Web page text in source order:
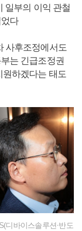
일부의 이익 관철
다
사후조정에서도
는 긴급조정권
원하겠다는 태도
디바이스솔루션·반도